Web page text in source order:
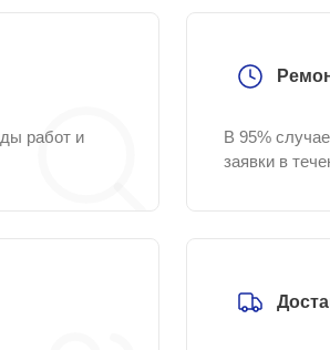
работ и
В 95%
заявки в